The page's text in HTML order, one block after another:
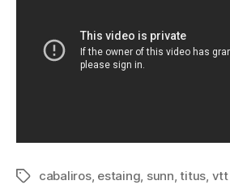
Étiquettes
cabaliros, estaing, sunn,titus, vtt